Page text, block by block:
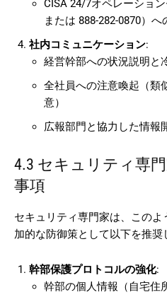
CISA 24/7オペレーショ
または 888-282-0870）へ
社内コミュニケーション:
経営幹部への状況説明と
全社員への注意喚起（類
意）
広報部門と協力した情報
4.3 セキュリティ専
事項
セキュリティ専門家は、この
加的な防御策として以下を推奨
幹部保護プロトコルの強化:
幹部の個人情報（自宅住